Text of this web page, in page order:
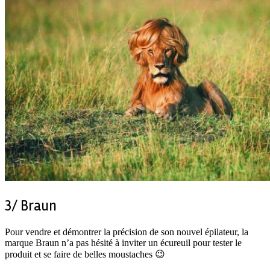
3/ Braun
Pour vendre et démontrer la précision de son nouvel épilateur, la
marque Braun n’a pas hésité à inviter un écureuil pour tester le
produit et se faire de belles moustaches 😉